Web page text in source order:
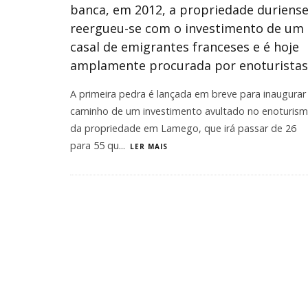
banca, em 2012, a propriedade duriense
reergueu-se com o investimento de um
casal de emigrantes franceses e é hoje
amplamente procurada por
A primeira pedra é lançada em breve para inaugurar
caminho de um investimento avultado no
da propriedade em Lamego, que irá passar de 26
para 55 qu... LER MAIS